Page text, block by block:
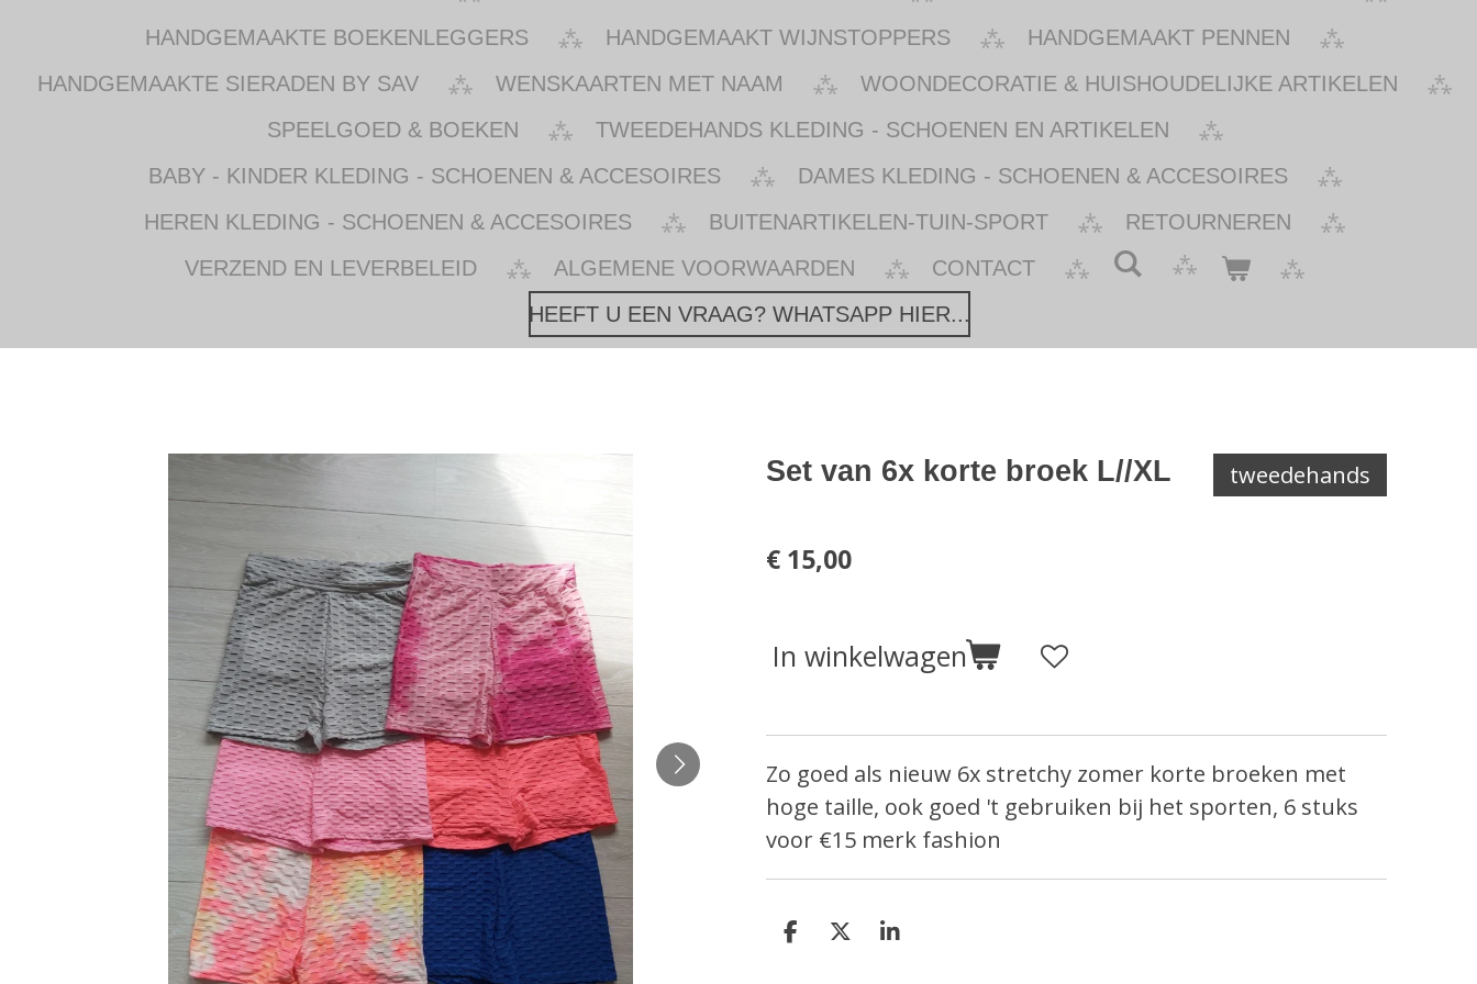
HANDGEMAAKTE BOEKENLEGGERS
HANDGEMAAKT WIJNSTOPPERS
HANDGEMAAKT PENNEN
HANDGEMAAKTE SIERADEN BY SAV
WENSKAARTEN MET NAAM
WOONDECORATIE & HUISHOUDELIJKE ARTIKELEN
SPEELGOED & BOEKEN
TWEEDEHANDS KLEDING - SCHOENEN EN ARTIKELEN
BABY - KINDER KLEDING - SCHOENEN & ACCESOIRES
DAMES KLEDING - SCHOENEN & ACCESOIRES
HEREN KLEDING - SCHOENEN & ACCESOIRES
BUITENARTIKELEN-TUIN-SPORT
RETOURNEREN
VERZEND EN LEVERBELEID
ALGEMENE VOORWAARDEN
CONTACT
HEEFT U EEN VRAAG? WHATSAPP HIER...
Set van 6x korte broek L//XL tweedehands
€ 15,00
In winkelwagen
Zo goed als nieuw 6x stretchy zomer korte broeken met
hoge taille, ook goed 't gebruiken bij het sporten, 6 stuks
voor €15 merk fashion
D
D
S